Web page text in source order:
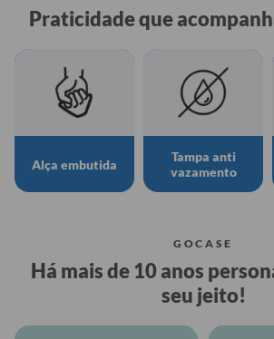
Praticidade que
Alça embutida
Tampa anti
vazamento
GOCASE
Há mais de 10 anos
seu jeito!